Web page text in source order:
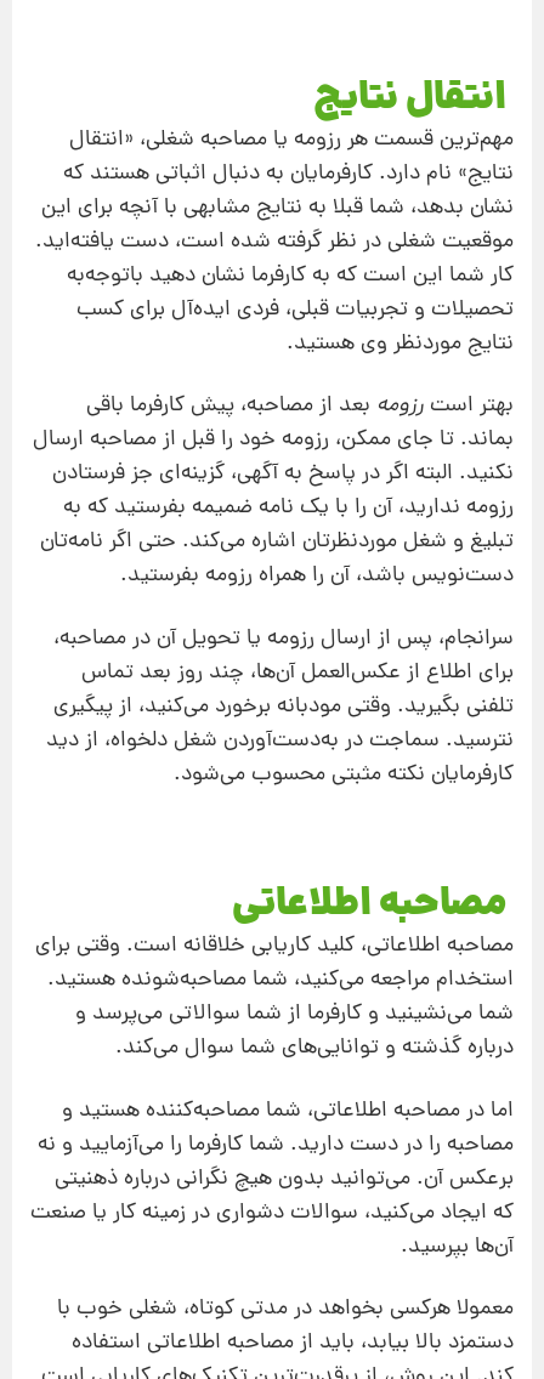
انتقال نتایج
مهم‌ترین قسمت هر رزومه یا مصاحبه شغلی، «انتقال
نتایج» نام دارد. کارفرمایان به دنبال اثباتی هستند که
نشان بدهد، شما قبلا به نتایج مشابهی با آنچه برای این
موقعیت شغلی در نظر گرفته شده است، دست یافته‌اید.
کار شما این است که به کارفرما نشان دهید باتوجه‌به
تحصیلات و تجربیات قبلی، فردی ایده‌آل برای کسب
نتایج موردنظر وی هستید.
بهتر است رزومه بعد از مصاحبه، پیش کارفرما باقی
بماند. تا جای ممکن، رزومه خود را قبل از مصاحبه ارسال
نکنید. البته اگر در پاسخ به آگهی، گزینه‌ای جز فرستادن
رزومه ندارید، آن‌ را با یک نامه ضمیمه بفرستید که به
تبلیغ و شغل موردنظرتان اشاره می‌کند. حتی اگر نامه‌تان
دست‌نویس باشد، آن را همراه رزومه بفرستید.
سرانجام، پس از ارسال رزومه یا تحویل آن در مصاحبه،
برای اطلاع از عکس‌العمل آن‌ها، چند روز بعد تماس
تلفنی بگیرید. وقتی مودبانه برخورد می‌کنید، از پیگیری
نترسید. سماجت در به‌دست‌آوردن شغل دلخواه، از دید
کارفرمایان نکته مثبتی محسوب می‌شود.
مصاحبه اطلاعاتی
مصاحبه اطلاعاتی، کلید کاریابی خلاقانه است. وقتی برای
استخدام مراجعه می‌کنید، شما مصاحبه‌شونده هستید.
شما می‌نشینید و کارفرما از شما سوالاتی می‌پرسد و
درباره گذشته و توانایی‌های شما سوال می‌کند.
اما در مصاحبه اطلاعاتی، شما مصاحبه‌کننده هستید و
مصاحبه را در دست دارید. شما کارفرما را می‌آزمایید و نه
برعکس آن. می‌توانید بدون هیچ نگرانی درباره ذهنیتی
که ایجاد می‌کنید، سوالات دشواری در زمینه کار یا صنعت
آن‌ها بپرسید.
معمولا هرکسی بخواهد در مدتی کوتاه، شغلی خوب با
دستمزد بالا بیابد، باید از مصاحبه اطلاعاتی استفاده